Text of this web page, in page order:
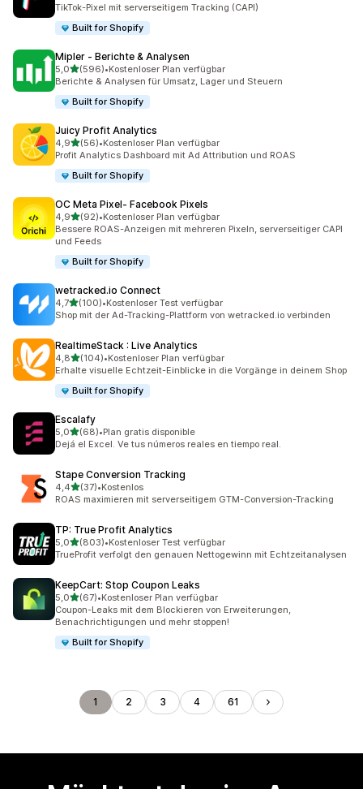
TikTok-Pixel mit serverseitigem Tracking (CAPI)
Built for Shopify
Mipler ‑ Berichte & Analysen
5,0von 5 Sternen
(596)
596 Rezensionen insgesamt
•Kostenloser Plan verfügbar
Berichte & Analysen für Umsatz, Lager und Steuern
Built for Shopify
Juicy Profit Analytics
4,9von 5 Sternen
(56)
56 Rezensionen insgesamt
•Kostenloser Plan verfügbar
Profit Analytics Dashboard mit Ad Attribution und ROAS
Built for Shopify
OC Meta Pixel‑ Facebook Pixels
4,9von 5 Sternen
(92)
92 Rezensionen insgesamt
•Kostenloser Plan verfügbar
Bessere ROAS-Anzeigen mit mehreren Pixeln, serverseitiger CAPI
und Feeds
Built for Shopify
wetracked.io Connect
4,7von 5 Sternen
(100)
100 Rezensionen insgesamt
•Kostenloser Test verfügbar
Shop mit der Ad-Tracking-Plattform von wetracked.io verbinden
RealtimeStack : Live Analytics
4,8von 5 Sternen
(104)
104 Rezensionen insgesamt
•Kostenloser Plan verfügbar
Erhalte visuelle Echtzeit-Einblicke in die Vorgänge in deinem Shop
Built for Shopify
Escalafy
5,0von 5 Sternen
(68)
68 Rezensionen insgesamt
•Plan gratis disponible
Dejá el Excel. Ve tus números reales en tiempo real.
Stape Conversion Tracking
4,4von 5 Sternen
(37)
37 Rezensionen insgesamt
•Kostenlos
ROAS maximieren mit serverseitigem GTM-Conversion-Tracking
TP: True Profit Analytics
5,0von 5 Sternen
(803)
803 Rezensionen insgesamt
•Kostenloser Test verfügbar
TrueProfit verfolgt den genauen Nettogewinn mit Echtzeitanalysen
KeepCart: Stop Coupon Leaks
5,0von 5 Sternen
(67)
67 Rezensionen insgesamt
•Kostenloser Plan verfügbar
Coupon-Leaks mit dem Blockieren von Erweiterungen,
Benachrichtigungen und mehr stoppen!
Built for Shopify
1 2 3 4 61